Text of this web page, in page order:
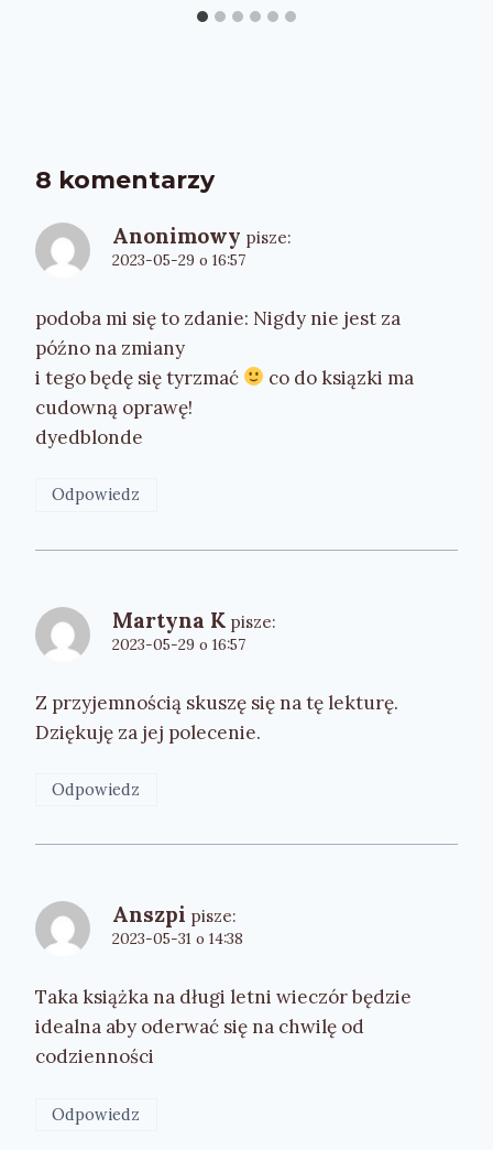
8 komentarzy
Anonimowy pisze:
2023-05-29 o 16:57
podoba mi się to zdanie: Nigdy nie jest za
późno na zmiany
i tego będę się tyrzmać
co do ksiązki ma
cudowną oprawę!
dyedblonde
Odpowiedz
Martyna K pisze:
2023-05-29 o 16:57
Z przyjemnością skuszę się na tę lekturę.
Dziękuję za jej polecenie.
Odpowiedz
Anszpi pisze:
2023-05-31 o 14:38
Taka książka na długi letni wieczór będzie
idealna aby oderwać się na chwilę od
codzienności
Odpowiedz